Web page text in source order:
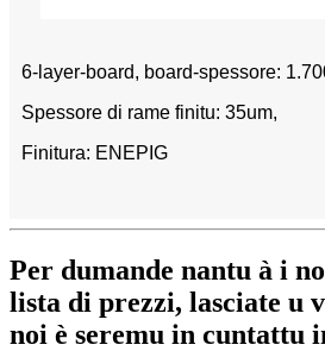
6-layer-board, board-spessore:
Spessore di rame finitu: 35um,
Finitura: ENEPIG
Per dumande nantu à i
lista di prezzi, lasciate u
noi è seremu in cuntattu